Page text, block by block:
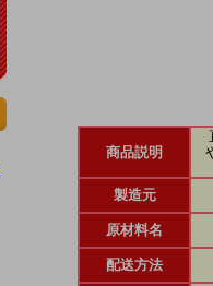
商品説明
製造元
原材料名
配送方法